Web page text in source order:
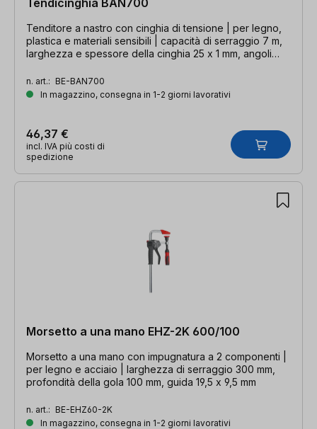
Tenditore a nastro con cinghia di tensione | per legno,
plastica e materiali sensibili | capacità di serraggio 7 m,
larghezza e spessore della cinghia 25 x 1 mm, angoli
n. art.: BE-BAN700
In magazzino, consegna in 1-2 giorni lavorativi
46,37 €
incl. IVA più costi di
spedizione
Morsetto a una mano EHZ-2K 600/100
Morsetto a una mano con impugnatura a 2 componenti |
per legno e acciaio | larghezza di serraggio 300 mm,
profondità della gola 100 mm, guida 19,5 x 9,5 mm
n. art.: BE-EHZ60-2K
In magazzino, consegna in 1-2 giorni lavorativi